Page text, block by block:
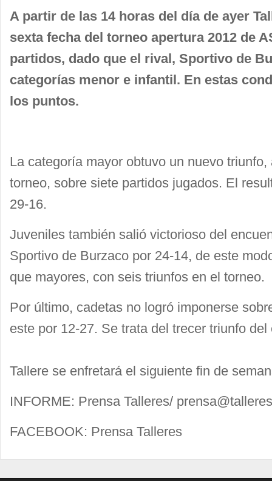
A partir de las 14 horas del día de ayer
sexta fecha del torneo apertura 2012 de
partidos, dado que el rival, Sportivo de
categorías menor e infantil. En estas
los puntos.
La categoría mayor obtuvo un nuevo
torneo, sobre siete partidos jugados. El
29-16.
Juveniles también salió victorioso del
Sportivo de Burzaco por 24-14, de este
que mayores, con seis triunfos en el torneo.
Por último, cadetas no logró imponerse
este por 12-27. Se trata del trecer triunfo
Tallere se enfretará el siguiente fin de
INFORME: Prensa Talleres/
FACEBOOK: Prensa Talleres